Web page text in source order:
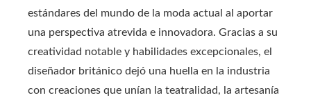
estándares del mundo de la moda actual al aportar
una perspectiva atrevida e innovadora. Gracias a su
creatividad notable y habilidades excepcionales, el
diseñador británico dejó una huella en la industria
con creaciones que unían la teatralidad, la artesanía